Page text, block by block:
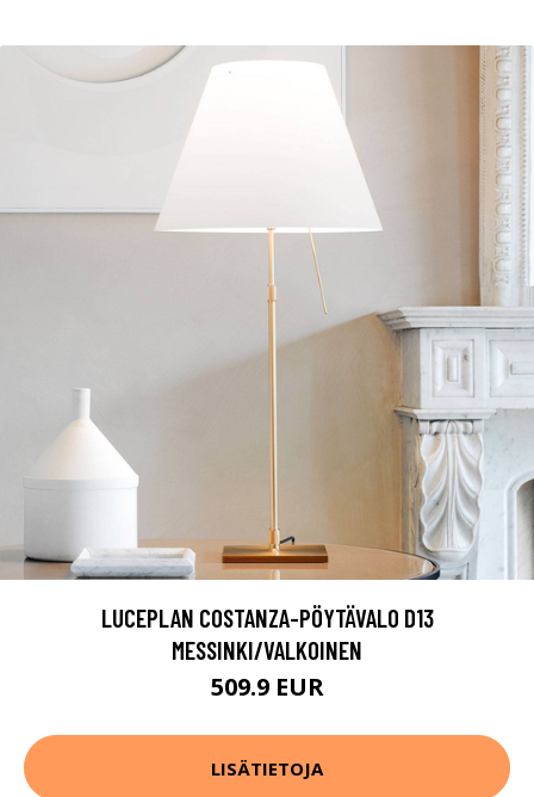
LUCEPLAN COSTANZA-PÖYTÄVALO D13
MESSINKI/VALKOINEN
509.9 EUR
LISÄTIETOJA